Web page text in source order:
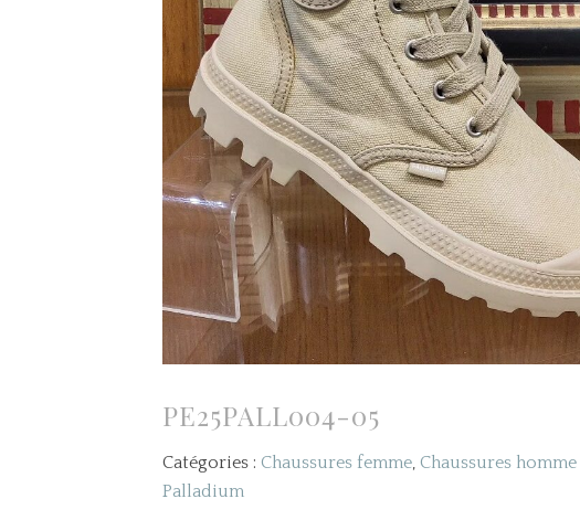
PE25PALL004-05
Catégories : Chaussures femme, Chaussures homme
Palladium